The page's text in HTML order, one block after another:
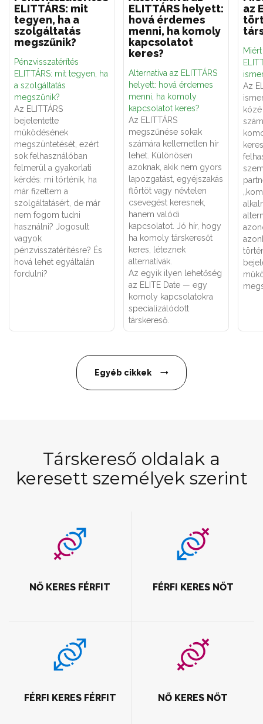
ELITTÁRS: mit
tegyen, ha a
szolgáltatás
megszűnik?
Pénzvisszatérítés
ELITTÁRS: mit tegyen, ha
a szolgáltatás
megszűnik?
Az ELITTÁRS
bejelentette
működésének
megszüntetését, ezért
sok felhasználóban
felmerül a gyakorlati
kérdés: mi történik, ha
már fizettem a
szolgáltatásért, de már
nem fogom tudni
használni? Jogosult
vagyok
pénzvisszatérítésre? És
hová lehet egyáltalán
fordulni?
ELITTÁRS helyett:
hová érdemes
menni, ha komoly
kapcsolatot
keres?
Alternatíva az ELITTÁRS
helyett: hová érdemes
menni, ha komoly
kapcsolatot keres?
Az ELITTÁRS
megszűnése sokak
számára kellemetlen hír
lehet. Különösen
azoknak, akik nem gyors
lapozgatást, egyéjszakás
flörtöt vagy névtelen
csevegést keresnek,
hanem valódi
kapcsolatot. Jó hír, hogy
ha komoly társkeresőt
keres, léteznek
alternatívák.
Az egyik ilyen lehetőség
az ELITE Date — egy
komoly kapcsolatokra
specializálódott
társkereső.
az
Az
Egyéb cikkek
Társkereső oldalak a
keresett személyek szerint
NŐ KERES FÉRFIT FÉRFI KERES NŐT
FÉRFI KERES FÉRFIT NŐ KERES NŐT